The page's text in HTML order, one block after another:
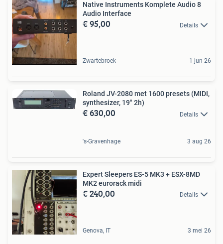
Native Instruments Komplete Audio 8
Audio Interface
€ 95,00 Details
Zwartebroek 1 jun 26
Roland JV-2080 met 1600 presets (MIDI,
synthesizer, 19" 2h)
€ 630,00 Details
's-Gravenhage 3 aug 26
Expert Sleepers ES-5 MK3 + ESX-8MD
MK2 eurorack midi
€ 240,00 Details
Genova, IT 3 mei 26